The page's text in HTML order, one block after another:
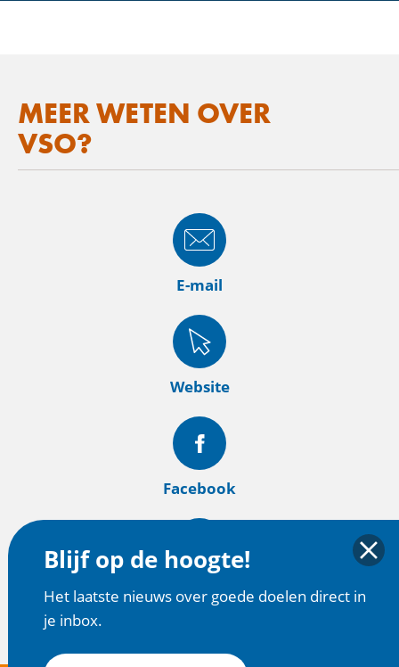
MEER WETEN OVER
VSO?
E-mail
Website
Facebook
Instagram
Blijf op de hoogte!
Het laatste nieuws over goede doelen direct in
je inbox.